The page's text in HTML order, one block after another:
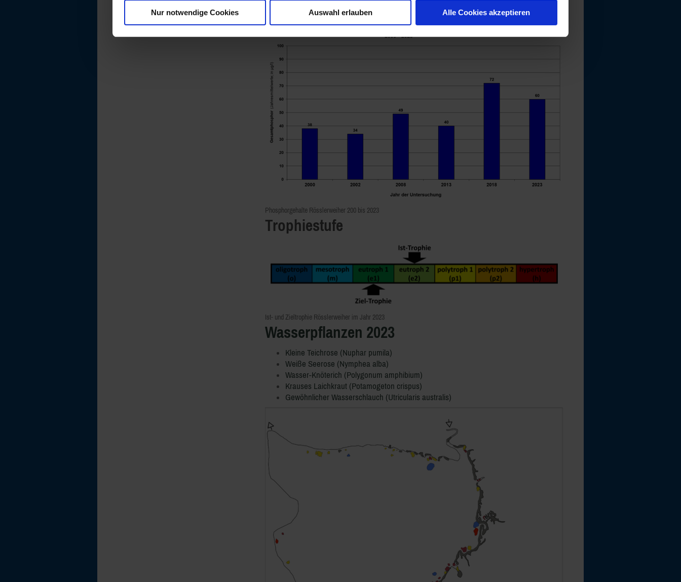
Nur notwendige Cookies Auswahl erlauben Alle Cookies akzeptieren
Phosphorwerte
Phosphorgehalte Rösslerweiher 200 bis 2023
Trophiestufe
Ist- und Zieltrophie Rösslerweiher im Jahr 2023
Wasserpflanzen 2023
Kleine Teichrose (Nuphar pumila)
Weiße Seerose (Nymphea alba)
Wasser-Knöterich (Polygonum amphibium)
Krauses Laichkraut (Potamogeton crispus)
Gewöhnlicher Wasserschlauch (Utricularis australis)